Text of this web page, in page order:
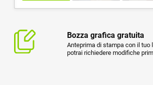
Bozza grafica gratuita
Anteprima di stampa con il tuo
potrai richiedere modifiche